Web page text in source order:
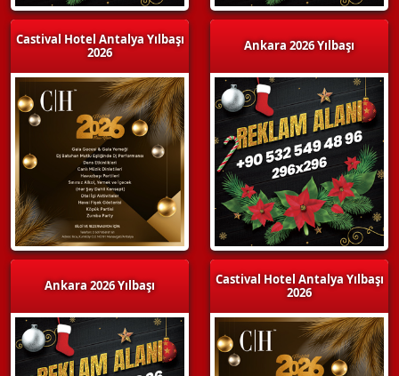
Castival Hotel Antalya Yılbaşı
2026
Ankara 2026 Yılbaşı
Ankara 2026 Yılbaşı
Castival Hotel Antalya Yılbaşı
2026